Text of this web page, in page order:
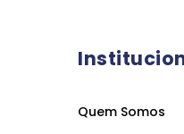
Quem Somos